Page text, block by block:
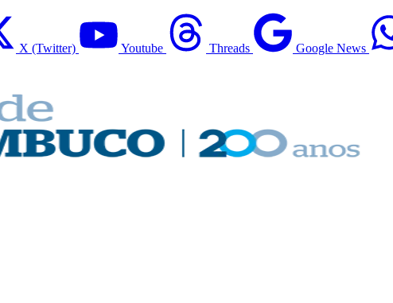
X (Twitter) Youtube Threads Google News